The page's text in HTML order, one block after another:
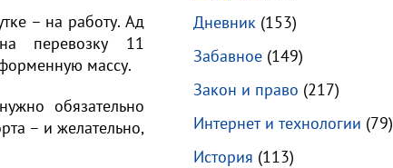
– на работу. Ад
перевозку 11
массу.
обязательно
– и желательно,
Дневник(153)
Забавное(149)
Закон и право (217)
Интернет и технологии (79)
История (113)